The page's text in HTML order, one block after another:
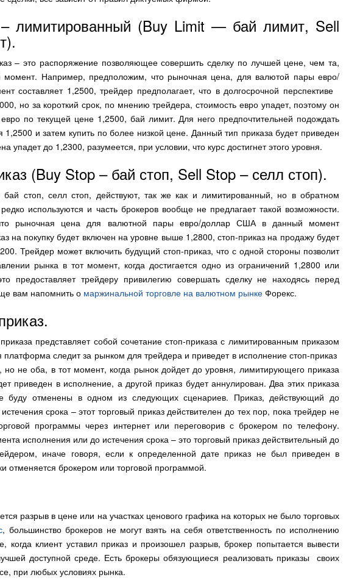
лимитированный (Buy Limit — бай лимит, Sell
– это распоряжение позволяющее совершить сделку по лучшей цене, чем та,
момент. Например, предположим, что рыночная цена, для валютой пары евро/
составляет 1,2500, трейдер предполагает, что в долгосрочной перспективе
но за короткий срок, по мнению трейдера, стоимость евро упадет, поэтому он
евро по текущей цене 1,2500, бай лимит. Для него предпочтительней подождать
и затем купить по более низкой цене. Данный тип приказа будет приведен
упадет до 1,2300, разумеется, при условии, что курс достигнет этого уровня.
(Buy Stop – бай стоп, Sell Stop – селл стоп).
стоп, селл стоп, действуют, так же как и лимитированный, но в обратном
используются и часть брокеров вообще не предлагает такой возможности.
рыночная цена для валютной пары евро/доллар США в данный момент
на покупку будет включен на уровне выше 1,2800, стоп-приказ на продажу будет
Трейдер может включить будущий стоп-приказ, что с одной стороны позволит
рынка в тот момент, когда достигается одно из ограничений 1,2800 или
предоставляет трейдеру привилегию совершать сделку не находясь перед
вам напомнить о маржинальной торговле на валютном рынке Форекс.
представляет собой сочетание стоп-приказа с лимитированным приказом
следит за рынком для трейдера и приведет в исполнение стоп-приказ
но не оба, в тот момент, когда рынок дойдет до уровня, лимитирующего приказа
приведен в исполнение, а другой приказ будет аннулирован. Два этих приказа
буду отменены в одном из следующих сценариев. Приказ, действующий до
срока – этот торговый приказ действителен до тех пор, пока трейдер не
программы через интернет или переговорив с брокером по телефону.
исполнения или до истечения срока – это торговый приказ действительный до
иначе говоря, если к определенной дате приказ не был приведен в
отменяется брокером или торговой программой.
разрыв в цене или на участках ценового графика на которых не было торговых
, большинство брокеров не могут взять на себя ответственность по исполнению
когда клиент уставил приказ и произошел разрыв, брокер попытается вывести
доступной среде. Есть брокеры обязующиеся реализовать приказы своих
при любых условиях рынка.